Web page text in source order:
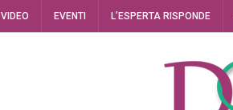
VIDEO EVENTI L’ESPERTA RISPONDE